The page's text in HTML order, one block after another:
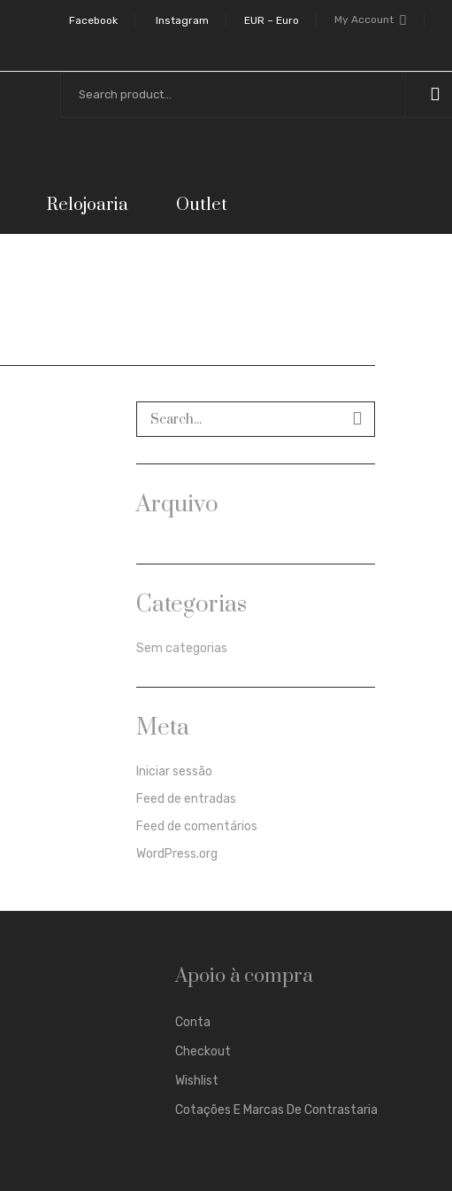
Facebook Instagram EUR – Euro My Account
Relojoaria Outlet
Arquivo
Categorias
Sem categorias
Meta
Iniciar sessão
Feed de entradas
Feed de comentários
WordPress.org
Apoio à compra
Conta
Checkout
Wishlist
Cotações E Marcas De Contrastaria